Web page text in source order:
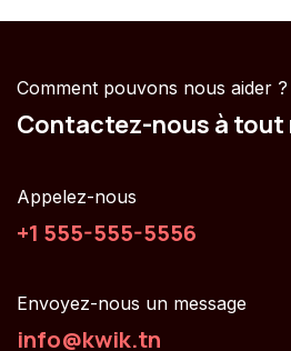
Comment pouvons nous aider ?
Contactez-nous à tout
Appelez-nous
+1 555-555-5556
Envoyez-nous un message
info@kwik.tn